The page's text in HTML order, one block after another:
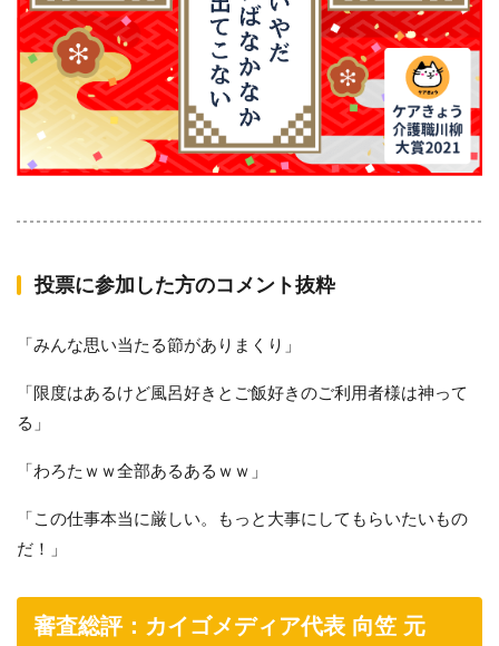
投票に参加した方のコメント抜粋
「みんな思い当たる節がありまくり」
「限度はあるけど風呂好きとご飯好きのご利用者様は神って
る」
「わろたｗｗ全部あるあるｗｗ」
「この仕事本当に厳しい。もっと大事にしてもらいたいもの
だ！」
審査総評：カイゴメディア代表 向笠 元